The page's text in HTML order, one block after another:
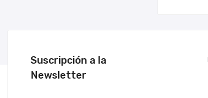
Suscripción a la
Newsletter